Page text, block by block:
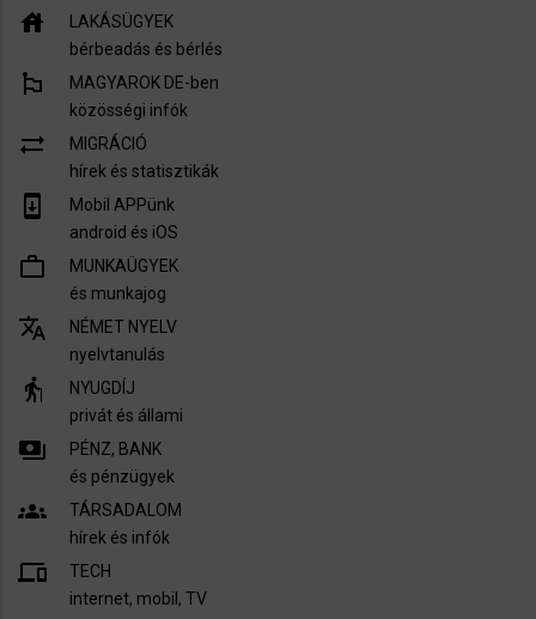
house
LAKÁSÜGYEK
bérbeadás és bérlés
emoji_flags
MAGYAROK DE-ben
közösségi infók
sync_alt
MIGRÁCIÓ
hírek és statisztikák
system_update
Mobil APPünk
android és iOS
work_outline
MUNKAÜGYEK
és munkajog
translate
NÉMET NYELV
nyelvtanulás
elderly
NYUGDÍJ
privát és állami
payments
PÉNZ, BANK
és pénzügyek
groups
TÁRSADALOM
hírek és infók
devices
TECH
internet, mobil, TV​